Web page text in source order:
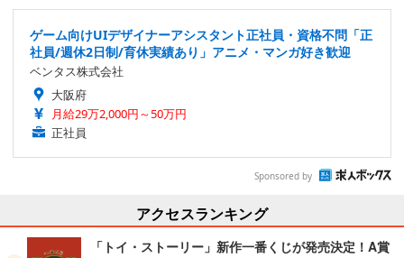
ゲーム向けUIデザイナーアシスタント正社員・資格不問「正
社員/週休2日制/育休実績あり」アニメ・マンガ好き歓迎
ベンタス株式会社
大阪府
月給29万2,000円～50万円
正社員
Sponsored by
アクセスランキング
「トイ・ストーリー」新作一番くじが発売決定！A賞